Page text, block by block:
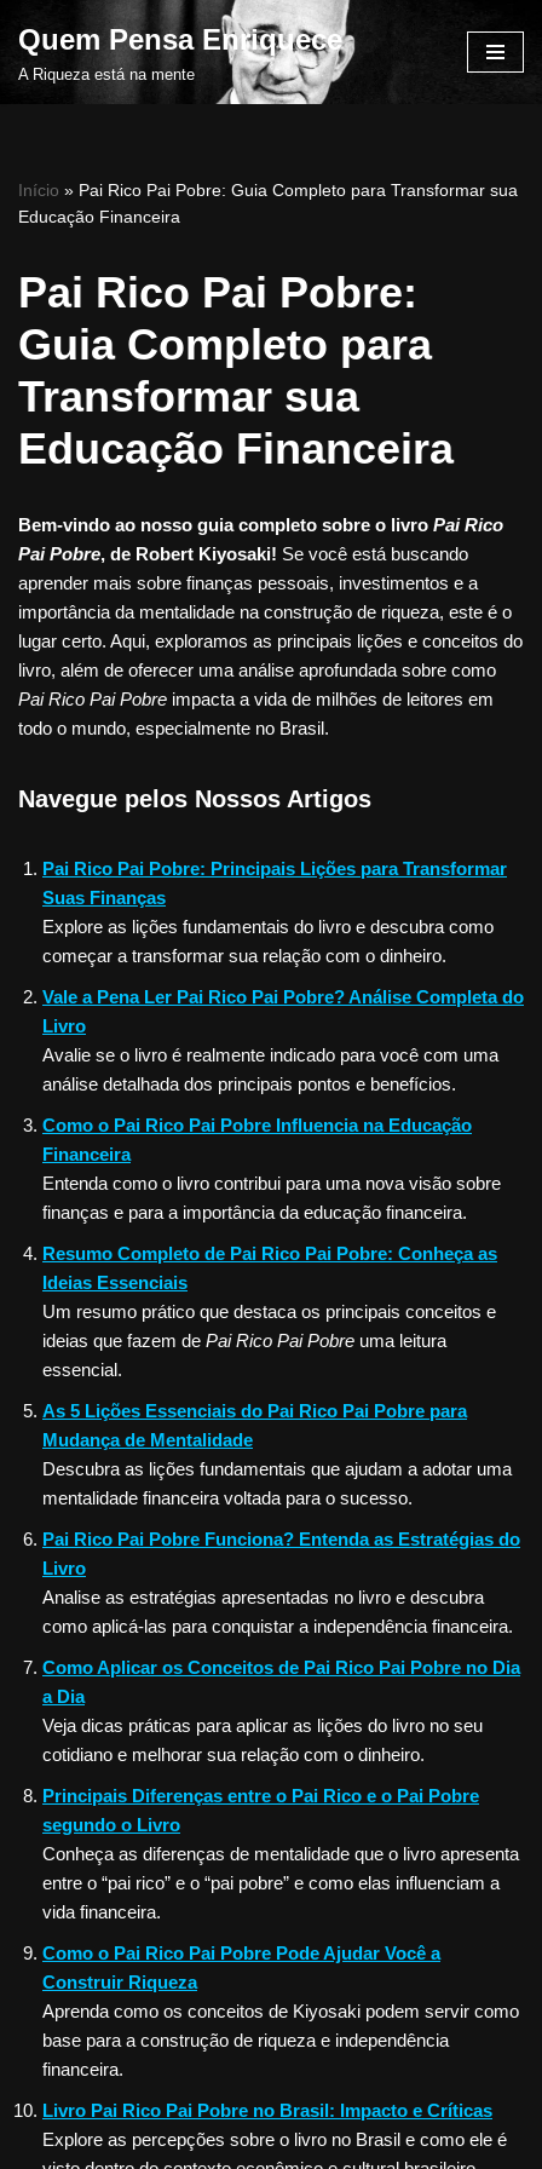
Pular
Quem Pensa Enriquece
A Riqueza está na mente
Início » Pai Rico Pai Pobre: Guia Completo para Transformar sua
Educação Financeira
Pai Rico Pai Pobre:
Guia Completo para
Transformar sua
Educação Financeira
Bem-vindo ao nosso guia completo sobre o livro Pai Rico
Pai Pobre, de Robert Kiyosaki! Se você está buscando
aprender mais sobre finanças pessoais, investimentos e a
importância da mentalidade na construção de riqueza, este é o
lugar certo. Aqui, exploramos as principais lições e conceitos do
livro, além de oferecer uma análise aprofundada sobre como
Pai Rico Pai Pobre impacta a vida de milhões de leitores em
todo o mundo, especialmente no Brasil.
Navegue pelos Nossos Artigos
Pai Rico Pai Pobre: Principais Lições para Transformar
Suas Finanças
Explore as lições fundamentais do livro e descubra como
começar a transformar sua relação com o dinheiro.
Vale a Pena Ler Pai Rico Pai Pobre? Análise Completa do
Livro
Avalie se o livro é realmente indicado para você com uma
análise detalhada dos principais pontos e benefícios.
Como o Pai Rico Pai Pobre Influencia na Educação
Financeira
Entenda como o livro contribui para uma nova visão sobre
finanças e para a importância da educação financeira.
Resumo Completo de Pai Rico Pai Pobre: Conheça as
Ideias Essenciais
Um resumo prático que destaca os principais conceitos e
ideias que fazem de Pai Rico Pai Pobre uma leitura
essencial.
As 5 Lições Essenciais do Pai Rico Pai Pobre para
Mudança de Mentalidade
Descubra as lições fundamentais que ajudam a adotar uma
mentalidade financeira voltada para o sucesso.
Pai Rico Pai Pobre Funciona? Entenda as Estratégias do
Livro
Analise as estratégias apresentadas no livro e descubra
como aplicá-las para conquistar a independência financeira.
Como Aplicar os Conceitos de Pai Rico Pai Pobre no Dia
a Dia
Veja dicas práticas para aplicar as lições do livro no seu
cotidiano e melhorar sua relação com o dinheiro.
Principais Diferenças entre o Pai Rico e o Pai Pobre
segundo o Livro
Conheça as diferenças de mentalidade que o livro apresenta
entre o “pai rico” e o “pai pobre” e como elas influenciam a
vida financeira.
Como o Pai Rico Pai Pobre Pode Ajudar Você a
Construir Riqueza
Aprenda como os conceitos de Kiyosaki podem servir como
base para a construção de riqueza e independência
financeira.
Livro Pai Rico Pai Pobre no Brasil: Impacto e Críticas
Explore as percepções sobre o livro no Brasil e como ele é